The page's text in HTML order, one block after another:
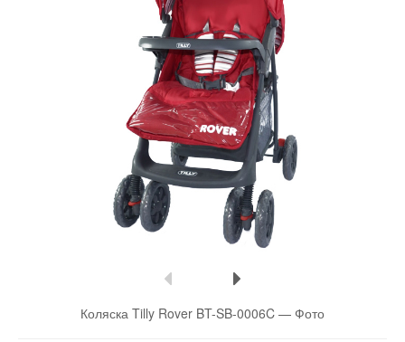
Коляска Tilly Rover BT-SB-0006C — Фото